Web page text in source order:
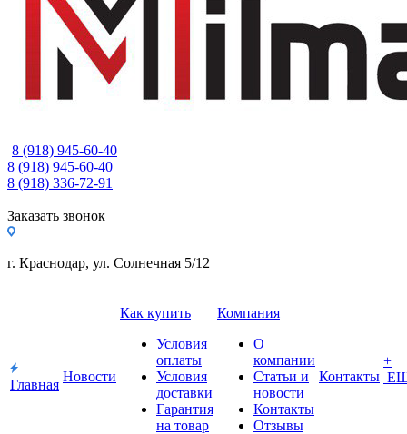
8 (918) 945-60-40
8 (918) 945-60-40
8 (918) 336-72-91
Заказать звонок
г. Краснодар, ул. Солнечная 5/12
Главная
Новости
Как купить
Условия
оплаты
Условия
доставки
Гарантия
на товар
Компания
О
компании
Статьи и
новости
Контакты
Отзывы
Контакты
+